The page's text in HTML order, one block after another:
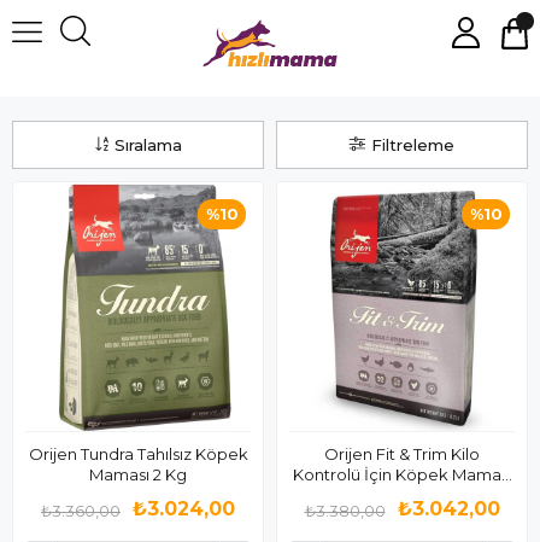
Filtreleme
Sıralama
Orijen Tundra Tahılsız Köpek
Maması 2 Kg
₺3.024,00
₺3.360,00
%10
Orijen Fit & Trim Kilo
Kontrolü İçin Köpek Maması
₺3.042,00
₺3.380,00
%10